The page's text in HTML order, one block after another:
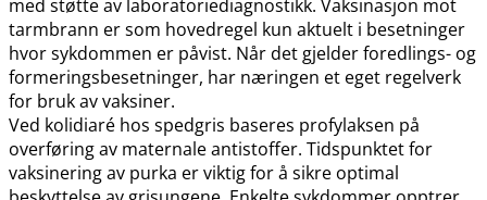
med støtte av laboratoriediagnostikk. Vaksinasjon mot
tarmbrann er som hovedregel kun aktuelt i besetninger
hvor sykdommen er påvist. Når det gjelder foredlings- og
formeringsbesetninger, har næringen et eget regelverk
for bruk av vaksiner.
Ved kolidiaré hos spedgris baseres profylaksen på
overføring av maternale antistoffer. Tidspunktet for
vaksinering av purka er viktig for å sikre optimal